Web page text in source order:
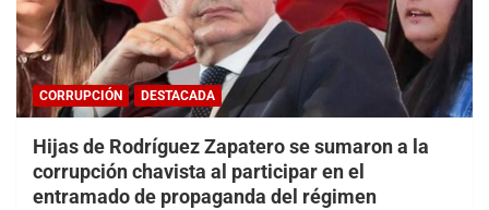
CORRUPCIÓN DESTACADA
Hijas de Rodríguez Zapatero se sumaron a la
corrupción chavista al participar en el
entramado de propaganda del régimen